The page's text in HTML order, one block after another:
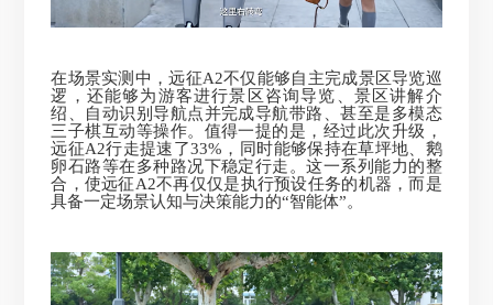
在场景实测中，远征A2不仅能够自主完成景区导览巡
逻，还能够为游客进行景区咨询导览、景区讲解介
绍、自动识别导航点并完成导航带路、甚至是多模态
三子棋互动等操作。值得一提的是，经过此次升级，
远征A2行走提速了33%，同时能够保持在草坪地、鹅
卵石路等在多种路况下稳定行走。这一系列能力的整
合，使远征A2不再仅仅是执行预设任务的机器，而是
具备一定场景认知与决策能力的“智能体”。